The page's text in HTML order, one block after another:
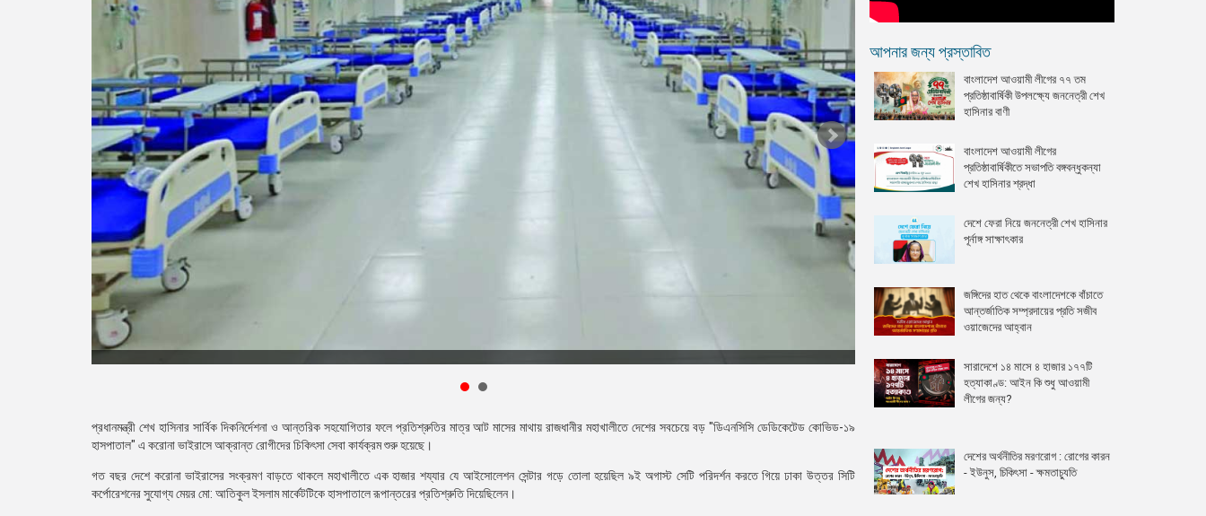
প্রধানমন্ত্রী শেখ হাসিনার সার্বিক দিকনির্দেশনা ও আন্তরিক সহযোগিতার ফলে প্রতিশ্রুতির মাত্র আট মাসের মাথায় রাজধানীর মহাখালীতে দেশের সবচেয়ে বড় "ডিএনসিসি ডেডিকেটেড কোভিড-১৯
হাসপাতাল" এ করোনা ভাইরাসে আক্রান্ত রোগীদের চিকিৎসা সেবা কার্যক্রম শুরু হয়েছে।
গত বছর দেশে করোনা ভাইরাসের সংক্রমণ বাড়তে থাকলে মহাখালীতে এক হাজার শয্যার যে আইসোলেশন সেন্টার গড়ে তোলা হয়েছিল ৯ই অগাস্ট সেটি পরিদর্শন করতে গিয়ে ঢাকা উত্তর সিটি
কর্পোরেশনের সুযোগ্য মেয়র মো: আতিকুল ইসলাম মার্কেটটিকে হাসপাতালে রূপান্তরের প্রতিশ্রুতি দিয়েছিলেন।
আপনার জন্য প্রস্তাবিত
বাংলাদেশ আওয়ামী লীগের ৭৭ তম
প্রতিষ্ঠাবার্ষিকী উপলক্ষ্যে জননেত্রী শেখ
হাসিনার বাণী
বাংলাদেশ আওয়ামী লীগের
প্রতিষ্ঠাবার্ষিকীতে সভাপতি বঙ্গবন্ধুকন্যা
শেখ হাসিনার শ্রদ্ধা
দেশে ফেরা নিয়ে জননেত্রী শেখ হাসিনার
পূর্নাঙ্গ সাক্ষাৎকার
জঙ্গিদের হাত থেকে বাংলাদেশকে বাঁচাতে
আন্তর্জাতিক সম্প্রদায়ের প্রতি সজীব
ওয়াজেদের আহ্বান
সারাদেশে ১৪ মাসে ৪ হাজার ১৭৭টি
হত্যাকাণ্ড: আইন কি শুধু আওয়ামী
লীগের জন্য?
দেশের অর্থনীতির মরণরোগ : রোগের কারন
- ইউনুস, চিকিৎসা - ক্ষমতাচ্যুতি